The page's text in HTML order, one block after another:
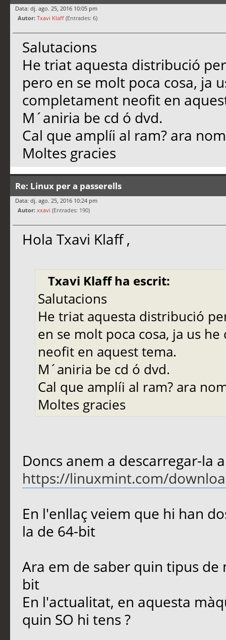
Data: dj. ago. 25, 2016 10:05 pm
Autor: Txavi Klaff (Entrades: 6)
Salutacions
He triat aquesta distribució
pero en se molt poca cosa, ja
completament neofit en
M´aniria be cd ó dvd.
Cal que amplíi al ram? ara
Moltes gracies
Re: Linux per a passerells
Data: dj. ago. 25, 2016 10:24 pm
Autor: xxavi (Entrades: 190)
Hola Txavi Klaff ,
Txavi Klaff ha escrit:
Salutacions
He triat aquesta distribució
en se molt poca cosa, ja us
neofit en aquest tema.
M´aniria be cd ó dvd.
Cal que amplíi al ram? ara
Moltes gracies
Doncs anem a descarregar-la a
https://linuxmint.com/
En l'enllaç veiem que hi han
la de 64-bit
Ara em de saber quin tipus de
bit
En l'actualitat, en aquesta
quin SO hi tens ?